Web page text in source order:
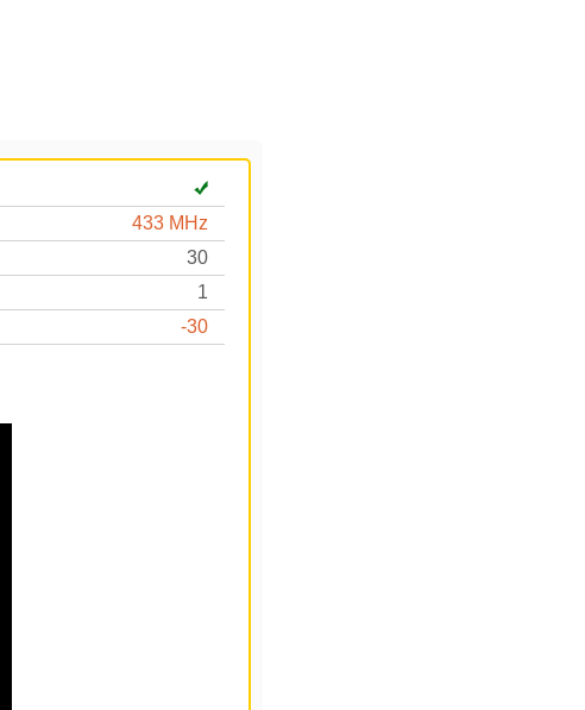
433 MHz
30
1
-30